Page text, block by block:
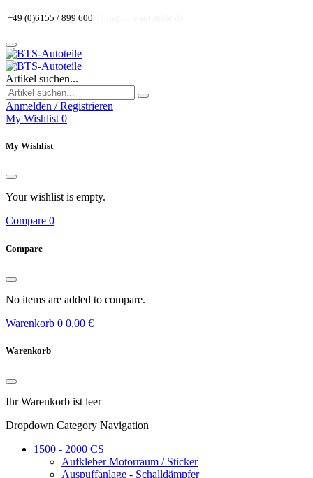
+49 (0)6155 / 899 600
Artikel suchen...
Anmelden / Registrieren
My Wishlist 0
My Wishlist
Your wishlist is empty.
Compare 0
Compare
No items are added to compare.
Warenkorb 0 0,00 €
Warenkorb
Ihr Warenkorb ist leer
Dropdown Category Navigation
1500 - 2000 CS
Aufkleber Motorraum / Sticker
Auspuffanlage - Schalldämpfer